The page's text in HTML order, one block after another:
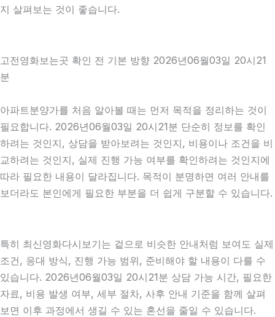
지 살펴보는 것이 좋습니다.
고전영화보는곳 확인 전 기본 방향 2026년06월03일 20시21
분
아파트분양가를 처음 알아볼 때는 먼저 목적을 정리하는 것이
필요합니다. 2026년06월03일 20시21분 단순히 정보를 확인
하려는 것인지, 상담을 받아보려는 것인지, 비용이나 조건을 비
교하려는 것인지, 실제 진행 가능 여부를 확인하려는 것인지에
따라 필요한 내용이 달라집니다. 목적이 분명하면 여러 안내를
보더라도 본인에게 필요한 부분을 더 쉽게 구분할 수 있습니다.
특히 최신영화다시보기는 겉으로 비슷한 안내처럼 보여도 실제
조건, 응대 방식, 진행 가능 범위, 준비해야 할 내용이 다를 수
있습니다. 2026년06월03일 20시21분 상담 가능 시간, 필요한
자료, 비용 발생 여부, 세부 절차, 사후 안내 기준을 함께 살펴
보면 이후 과정에서 생길 수 있는 혼선을 줄일 수 있습니다.